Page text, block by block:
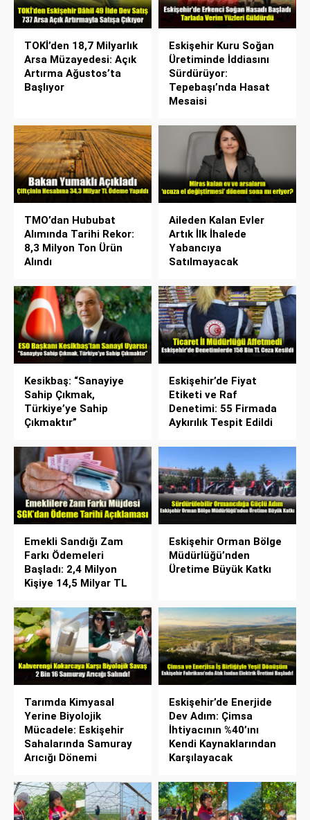
TOKİ’den 18,7 Milyarlık
Arsa Müzayedesi: Açık
Artırma Ağustos’ta
Başlıyor
Eskişehir Kuru Soğan
Üretiminde İddiasını
Sürdürüyor:
Tepebaşı’nda Hasat
Mesaisi
TMO’dan Hububat
Alımında Tarihi Rekor:
8,3 Milyon Ton Ürün
Alındı
Aileden Kalan Evler
Artık İlk İhalede
Yabancıya
Satılmayacak
Kesikbaş: “Sanayiye
Sahip Çıkmak,
Türkiye’ye Sahip
Çıkmaktır”
Eskişehir’de Fiyat
Etiketi ve Raf
Denetimi: 55 Firmada
Aykırılık Tespit Edildi
Emekli Sandığı Zam
Farkı Ödemeleri
Başladı: 2,4 Milyon
Kişiye 14,5 Milyar TL
Eskişehir Orman Bölge
Müdürlüğü’nden
Üretime Büyük Katkı
Tarımda Kimyasal
Yerine Biyolojik
Mücadele: Eskişehir
Sahalarında Samuray
Arıcığı Dönemi
Eskişehir’de Enerjide
Dev Adım: Çimsa
İhtiyacının %40’ını
Kendi Kaynaklarından
Karşılayacak